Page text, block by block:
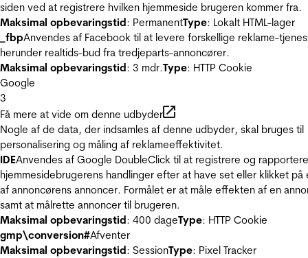
siden ved at registrere hvilken hjemmeside brugeren kommer fra.
Maksimal opbevaringstid: PermanentType: Lokalt HTML-lager
_fbpAnvendes af Facebook til at levere forskellige reklame-
herunder realtids-bud fra tredjeparts-annoncører.
Maksimal opbevaringstid: 3 mdr.Type: HTTP Cookie
Google
3
Få mere at vide om denne udbyder
Nogle af de data, der indsamles af denne udbyder, skal bruges til
personalisering og måling af reklameeffektivitet.
IDEAnvendes af Google DoubleClick til at registrere og
hjemmesidebrugerens handlinger efter at have set eller klikket på
af annoncørens annoncer. Formålet er at måle effekten af en
samt at målrette annoncer til brugeren.
Maksimal opbevaringstid: 400 dageType: HTTP Cookie
gmp\conversion#Afventer
Maksimal opbevaringstid: SessionType: Pixel Tracker